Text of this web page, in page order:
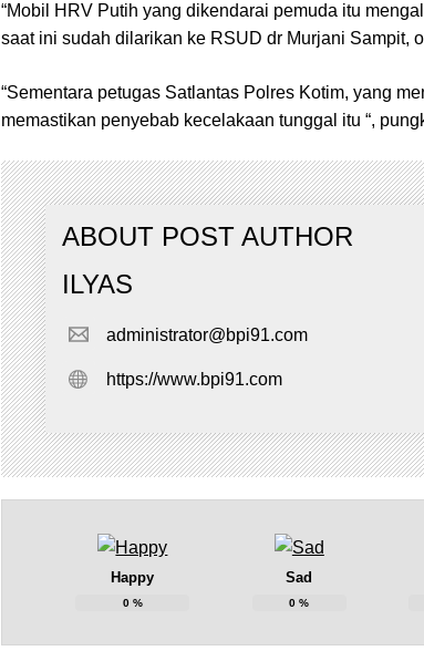
“Mobil HRV Putih yang dikendarai pemuda itu
saat ini sudah dilarikan ke RSUD dr Murjani Sampit,
“Sementara petugas Satlantas Polres Kotim, yang
memastikan penyebab kecelakaan tunggal itu “,
ABOUT POST AUTHOR
ILYAS
administrator@bpi91.com
https://www.bpi91.com
Happy
0%
Sad
0 %